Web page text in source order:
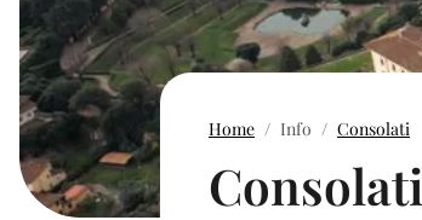
Home Info Consolati
Consolati